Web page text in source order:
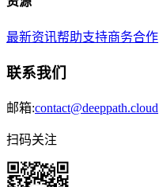
最新资讯帮助支持商务合作
联系我们
邮箱:contact@deeppath.cloud
扫码关注